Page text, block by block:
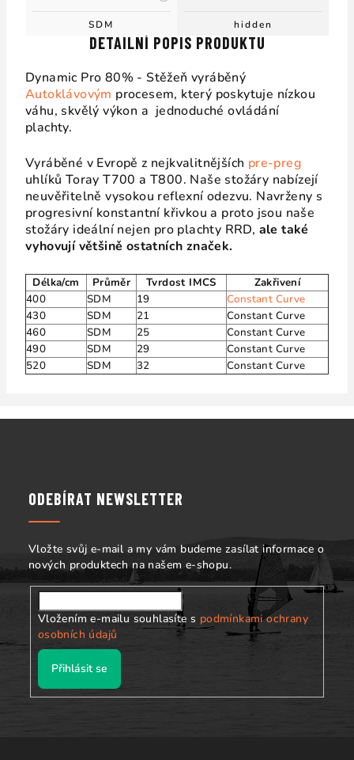
DETAILNÍ POPIS PRODUKTU
Dynamic Pro 80% - Stěžeň vyráběný
Autoklávovým procesem, který poskytuje nízkou
váhu, skvělý výkon a jednoduché ovládání
plachty.
Vyráběné v Evropě z nejkvalitnějších pre-preg
uhlíků Toray T700 a T800. Naše stožáry nabízejí
neuvěřitelně vysokou reflexní odezvu. Navrženy s
progresivní konstantní křivkou a proto jsou naše
stožáry ideální nejen pro plachty RRD, ale také
vyhovují většině ostatních značek.
Délka/cm Průměr Tvrdost IMCS
Zakřivení
400
SDM 19
Constant Curve
430
SDM 21
Constant Curve
460
SDM 25
Constant Curve
490
SDM 29
Constant Curve
520
SDM 32 Constant Curve
SDM hidden
ODEBÍRAT NEWSLETTER
Vložte svůj e-mail a my vám budeme zasílat informace o
nových produktech na našem e-shopu.
Vložením e-mailu souhlasíte s podmínkami ochrany
osobních údajů
Přihlásit se